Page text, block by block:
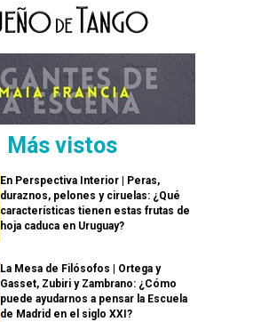
Más vistos
En Perspectiva Interior | Peras,
duraznos, pelones y ciruelas: ¿Qué
características tienen estas frutas de
hoja caduca en Uruguay?
La Mesa de Filósofos | Ortega y
Gasset, Zubiri y Zambrano: ¿Cómo
puede ayudarnos a pensar la Escuela
de Madrid en el siglo XXI?